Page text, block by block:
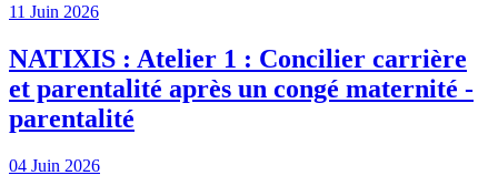
11 Juin 2026
NATIXIS : Atelier 1 : Concilier carrière
et parentalité après un congé maternité -
parentalité
04 Juin 2026